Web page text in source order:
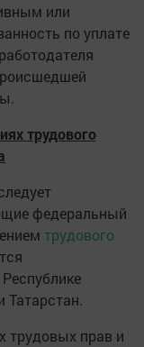
или
по уплате
трудового
федеральный
трудового
Татарстан.
трудовых прав и